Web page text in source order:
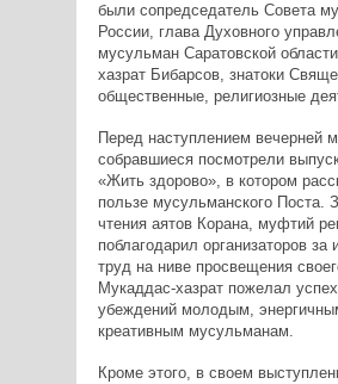
были сопредседатель Совета
России, глава Духовного
мусульман Саратовской
хазрат Бибарсов, знатоки
общественные, религиозные
Перед наступлением вечерней
собравшиеся посмотрели
«Жить здорово», в котором
пользе мусульманского Поста.
чтения аятов Корана, муфтий
поблагодарил организаторов за
труд на ниве просвещения
Мукаддас-хазрат пожелал
убеждений молодым,
креативным мусульманам.
Кроме этого, в своем